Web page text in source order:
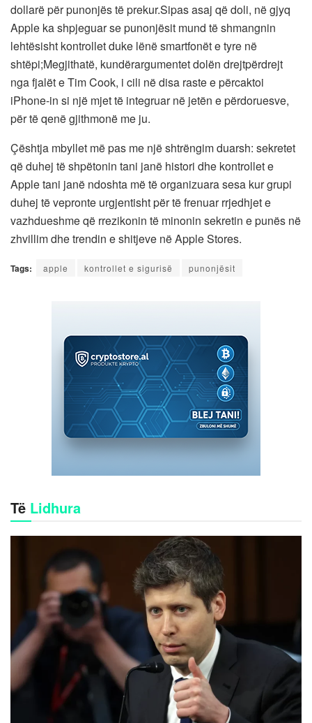
dollarë për punonjës të prekur.Sipas asaj që doli, në gjyq
Apple ka shpjeguar se punonjësit mund të shmangnin
lehtësisht kontrollet duke lënë smartfonët e tyre në
shtëpi;Megjithatë, kundërargumentet dolën drejtpërdrejt
nga fjalët e Tim Cook, i cili në disa raste e përcaktoi
iPhone-in si një mjet të integruar në jetën e përdoruesve,
për të qenë gjithmonë me ju.
Çështja mbyllet më pas me një shtrëngim duarsh: sekretet
që duhej të shpëtonin tani janë histori dhe kontrollet e
Apple tani janë ndoshta më të organizuara sesa kur grupi
duhej të vepronte urgjentisht për të frenuar rrjedhjet e
vazhdueshme që rrezikonin të minonin sekretin e punës në
zhvillim dhe trendin e shitjeve në Apple Stores.
Tags: apple kontrollet e sigurisë punonjësit
Të Lidhura